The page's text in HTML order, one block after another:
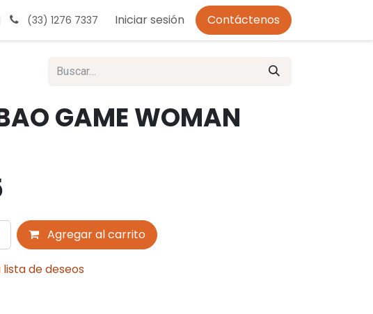
Aviso de Privacidad
(33) 1276 7337 Iniciar sesión Contáctenos
GAME WOMAN
Agregar al carrito
de deseos